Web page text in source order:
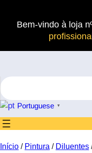
Bem-vindo à loja
S
e
a
r
c
Portuguese ▼
Início / Pintura / Diluentes